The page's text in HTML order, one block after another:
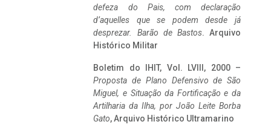
defeza do Pais, com declaração
d’aquelles que se podem desde já
desprezar. Barão de Bastos. Arquivo
Histórico Militar
Boletim do IHIT, Vol. LVIII, 2000 –
Proposta de Plano Defensivo de São
Miguel, e Situação da Fortificação e da
Artilharia da Ilha, por João Leite Borba
Gato, Arquivo Histórico Ultramarino